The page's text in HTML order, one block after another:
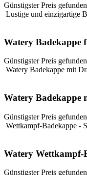
Günstigster Preis
Lustige und einzigartige
Watery Badekappe
Günstigster Preis
Watery Badekappe mit
Watery Badekappe
Günstigster Preis
Wettkampf-Badekappe -
Watery Wettkampf-
Günstigster Preis